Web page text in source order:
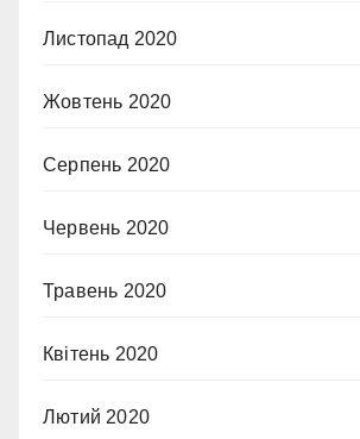
Листопад 2020
Жовтень 2020
Серпень 2020
Червень 2020
Травень 2020
Квітень 2020
Лютий 2020